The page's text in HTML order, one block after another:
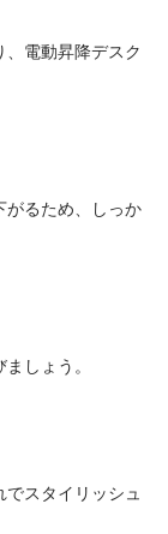
電動昇降デスク
がるため、しっか
しょう。
スタイリッシュ